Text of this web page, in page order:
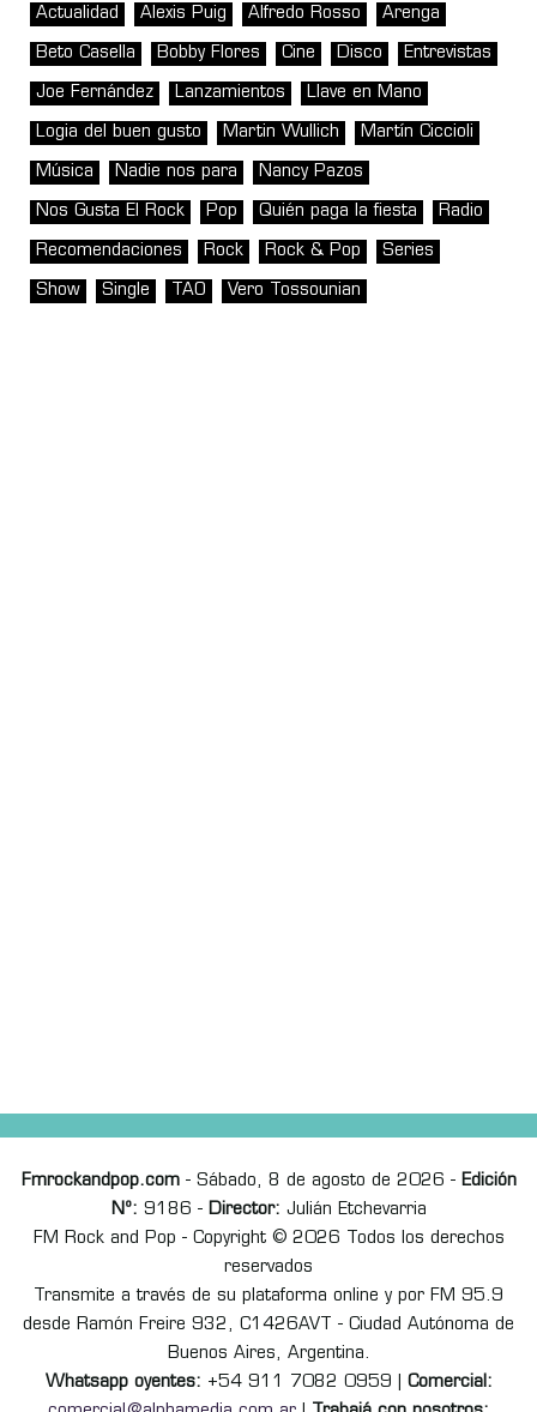
Actualidad Alexis Puig Alfredo Rosso Arenga
Beto Casella Bobby Flores Cine Disco Entrevistas
Joe Fernández Lanzamientos Llave en Mano
Logia del buen gusto Martin Wullich Martín Ciccioli
Música Nadie nos para Nancy Pazos
Nos Gusta El Rock Pop Quién paga la fiesta Radio
Recomendaciones Rock Rock & Pop Series
Show Single TAO Vero Tossounian
Fmrockandpop.com- Sábado, 8 de agosto de 2026 - Edición
Nº: 9186 - Director: Julián Etchevarria
FM Rock and Pop - Copyright © 2026 Todos los derechos
reservados
Transmite a través de su plataforma online y por FM 95.9
desde Ramón Freire 932, C1426AVT - Ciudad Autónoma de
Buenos Aires, Argentina.
Whatsapp oyentes: +54 911 7082 0959 | Comercial: